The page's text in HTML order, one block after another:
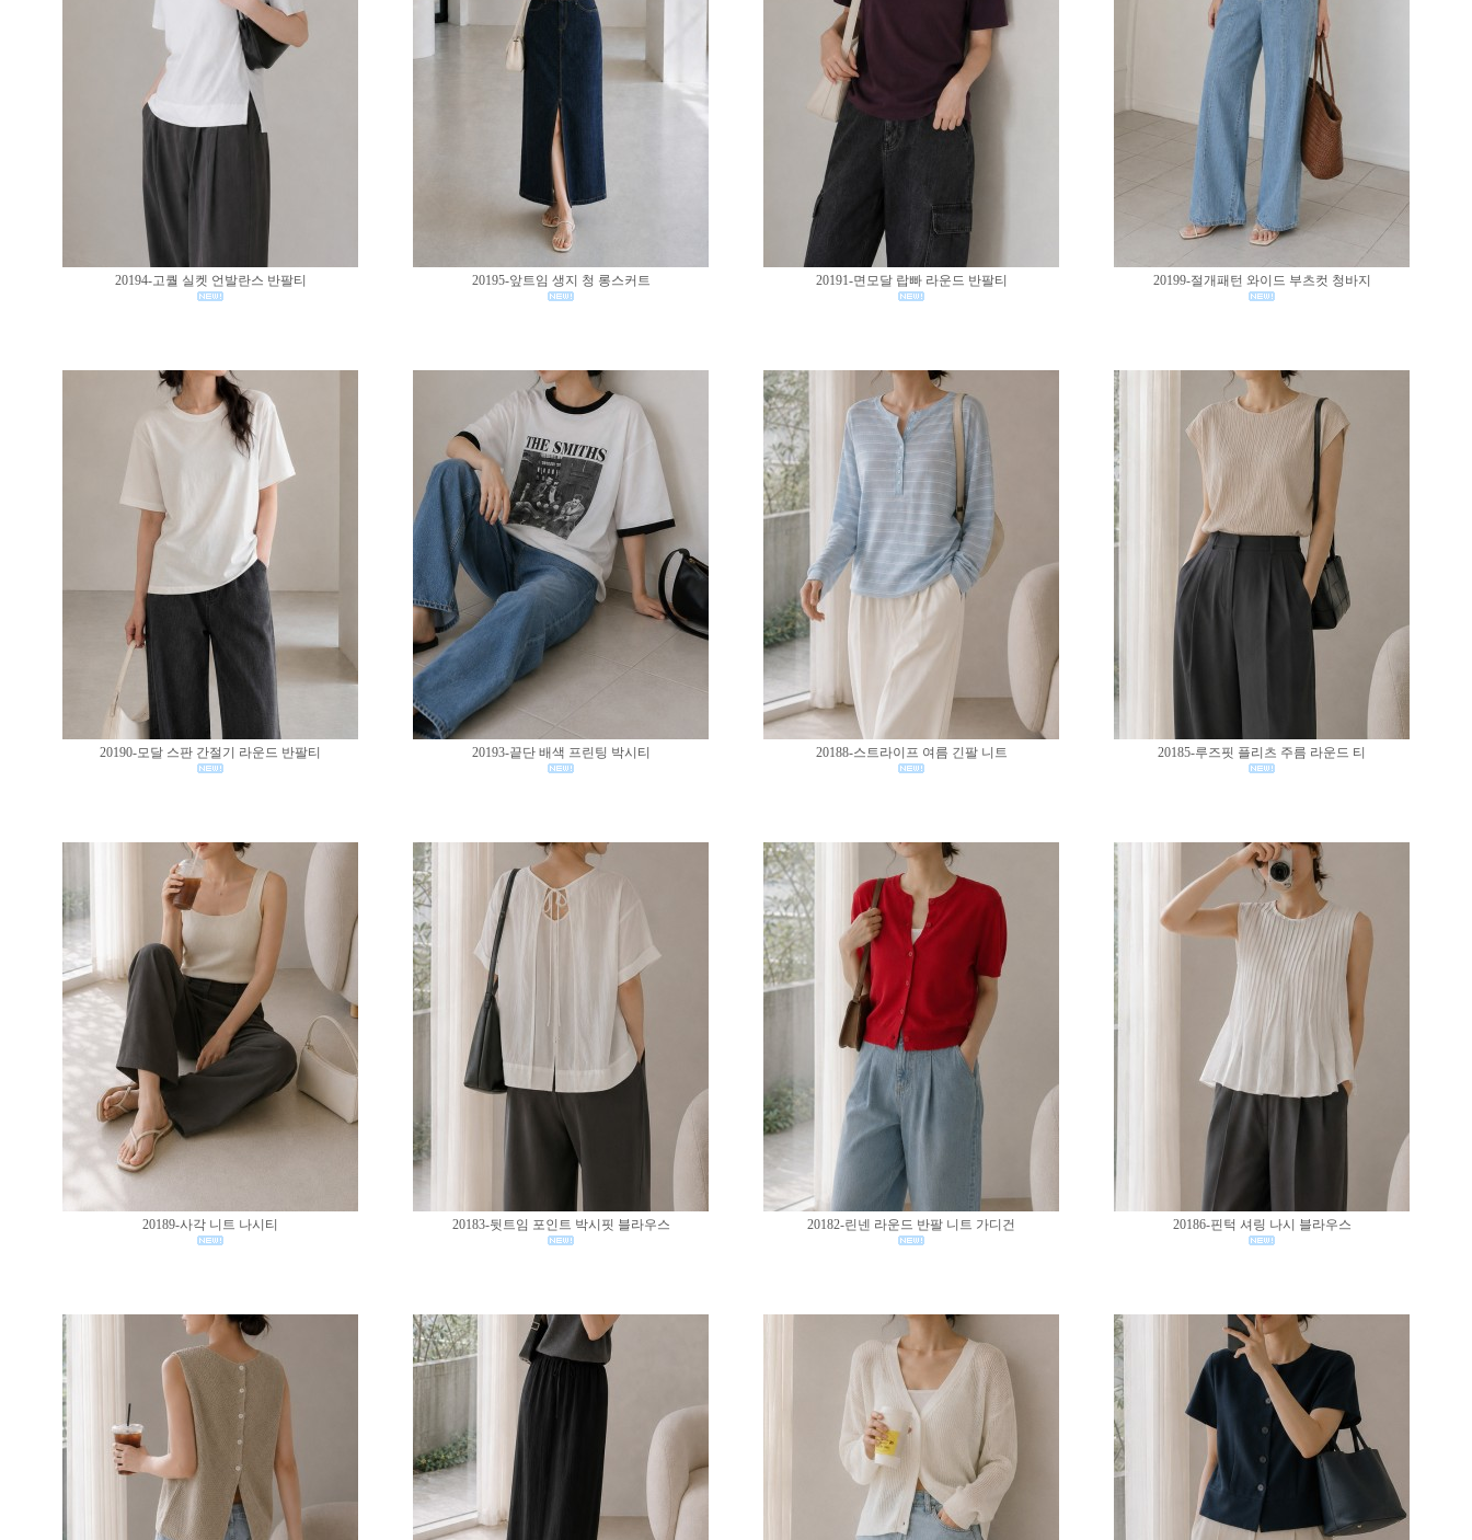
20194-고퀄 실켓 언발란스 반팔티 20195-앞트임 생지 청 롱스커트 20191-면모달 랍빠 라운드 반팔티 20199-절개패턴 와이드 부츠컷 청바지
20190-모달 스판 간절기 라운드 반팔티 20193-끝단 배색 프린팅 박시티 20188-스트라이프 여름 긴팔 니트 20185-루즈핏 플리츠 주름 라운드 티
20189-사각 니트 나시티 20183-뒷트임 포인트 박시핏 블라우스 20182-린넨 라운드 반팔 니트 가디건 20186-핀턱 셔링 나시 블라우스